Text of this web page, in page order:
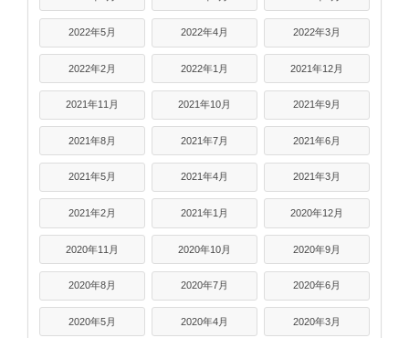
2022年5月 2022年4月 2022年3月
2022年2月 2022年1月 2021年12月
2021年11月 2021年10月 2021年9月
2021年8月 2021年7月 2021年6月
2021年5月 2021年4月 2021年3月
2021年2月 2021年1月 2020年12月
2020年11月 2020年10月 2020年9月
2020年8月 2020年7月 2020年6月
2020年5月 2020年4月 2020年3月